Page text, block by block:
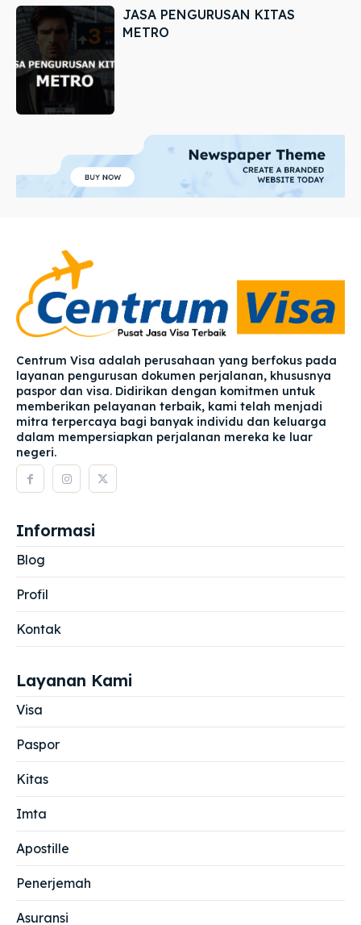
JASA PENGURUSAN KITAS
METRO
Centrum Visa adalah perusahaan yang berfokus pada
layanan pengurusan dokumen perjalanan, khususnya
paspor dan visa. Didirikan dengan komitmen untuk
memberikan pelayanan terbaik, kami telah menjadi
mitra terpercaya bagi banyak individu dan keluarga
dalam mempersiapkan perjalanan mereka ke luar
negeri.
Informasi
Blog
Profil
Kontak
Layanan Kami
Visa
Paspor
Kitas
Imta
Apostille
Penerjemah
Asuransi